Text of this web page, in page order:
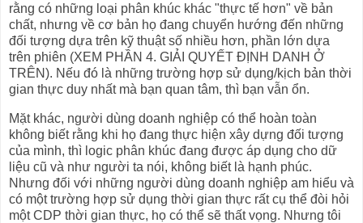
rằng có những loại phân khúc khác "thực tế hơn" về bản
chất, nhưng về cơ bản họ đang chuyển hướng đến những
đối tượng dựa trên kỹ thuật số nhiều hơn, phần lớn dựa
trên phiên (XEM PHẦN 4. GIẢI QUYẾT ĐỊNH DANH Ở
TRÊN). Nếu đó là những trường hợp sử dụng/kịch bản thời
gian thực duy nhất mà bạn quan tâm, thì bạn vẫn ổn.
Mặt khác, người dùng doanh nghiệp có thể hoàn toàn
không biết rằng khi họ đang thực hiện xây dựng đối tượng
của mình, thì logic phân khúc đang được áp dụng cho dữ
liệu cũ và như người ta nói, không biết là hạnh phúc.
Nhưng đối với những người dùng doanh nghiệp am hiểu và
có một trường hợp sử dụng thời gian thực rất cụ thể đòi hỏi
một CDP thời gian thực, họ có thể sẽ thất vọng. Nhưng tôi